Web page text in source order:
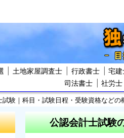
土地家屋調査士 行政書士 宅建
司法書士
社労士
試験｜科目・試験日程・受験資格などの
公認会計士試験